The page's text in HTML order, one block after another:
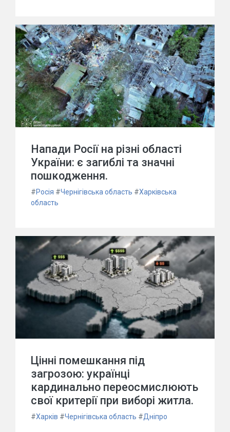
Напади Росії на різні області
України: є загиблі та значні
пошкодження.
#Росія #Чернігівська область #Харківська
область
Цінні помешкання під
загрозою: українці
кардинально переосмислюють
свої критерії при виборі житла.
#Харків #Чернігівська область #Дніпро